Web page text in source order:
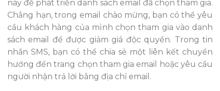
này để phát triển danh sách email đã chọn tham gia.
Chẳng hạn, trong email chào mừng, bạn có thể yêu
cầu khách hàng của mình chọn tham gia vào danh
sách email để được giảm giá độc quyền. Trong tin
nhắn SMS, bạn có thể chia sẻ một liên kết chuyển
hướng đến trang chọn tham gia email hoặc yêu cầu
người nhận trả lời bằng địa chỉ email.